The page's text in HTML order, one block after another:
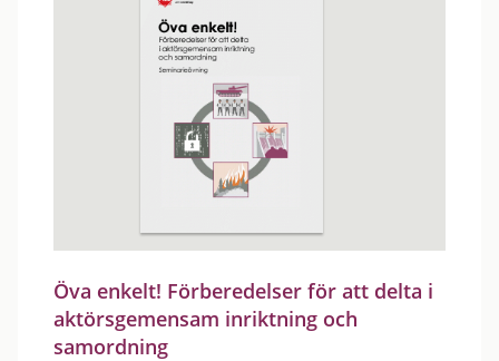
Öva enkelt! Förberedelser för att delta i
aktörsgemensam inriktning och
samordning